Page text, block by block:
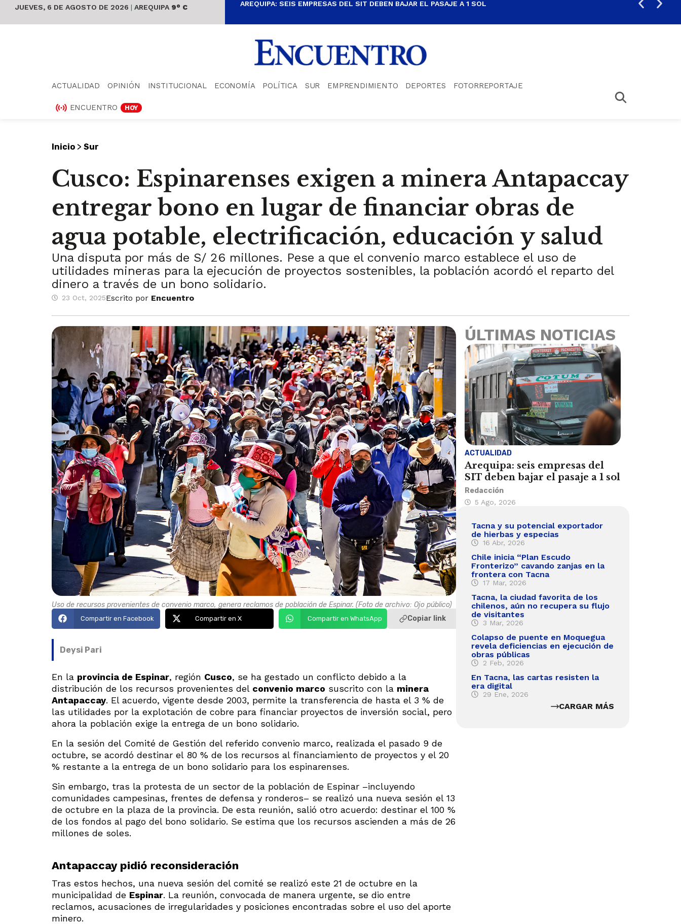
JUEVES, 6 DE AGOSTO DE 2026 | AREQUIPA 9° C AREQUIPA: SEIS EMPRESAS DEL SIT DEBEN BAJAR EL PASAJE A 1 SOL
ACTUALIDAD OPINIÓN INSTITUCIONAL ECONOMÍA POLÍTICA SUR EMPRENDIMIENTO DEPORTES FOTORREPORTAJE
ENCUENTRO HOY
Inicio > Sur
Cusco: Espinarenses exigen a minera Antapaccay
entregar bono en lugar de financiar obras de
agua potable, electrificación, educación y salud
Una disputa por más de S/ 26 millones. Pese a que el convenio marco establece el uso de
utilidades mineras para la ejecución de proyectos sostenibles, la población acordó el reparto del
dinero a través de un bono solidario.
23 Oct, 2025Escrito por Encuentro
Uso de recursos provenientes de convenio marco, genera reclamos de población de Espinar. (Foto de archivo: Ojo público)
Compartir en Facebook Compartir en X Compartir en WhatsApp Copiar link
Deysi Pari
En la provincia de Espinar, región Cusco, se ha gestado un conflicto debido a la
distribución de los recursos provenientes del convenio marco suscrito con la minera
Antapaccay. El acuerdo, vigente desde 2003, permite la transferencia de hasta el 3 % de
las utilidades por la explotación de cobre para financiar proyectos de inversión social, pero
ahora la población exige la entrega de un bono solidario.
En la sesión del Comité de Gestión del referido convenio marco, realizada el pasado 9 de
octubre, se acordó destinar el 80 % de los recursos al financiamiento de proyectos y el 20
% restante a la entrega de un bono solidario para los espinarenses.
Sin embargo, tras la protesta de un sector de la población de Espinar –incluyendo
comunidades campesinas, frentes de defensa y ronderos– se realizó una nueva sesión el 13
de octubre en la plaza de la provincia. De esta reunión, salió otro acuerdo: destinar el 100 %
de los fondos al pago del bono solidario. Se estima que los recursos ascienden a más de 26
millones de soles.
Antapaccay pidió reconsideración
Tras estos hechos, una nueva sesión del comité se realizó este 21 de octubre en la
municipalidad de Espinar. La reunión, convocada de manera urgente, se dio entre
reclamos, acusaciones de irregularidades y posiciones encontradas sobre el uso del aporte
minero.
ÚLTIMAS NOTICIAS
ACTUALIDAD
Arequipa: seis empresas del
SIT deben bajar el pasaje a 1 sol
Redacción
5 Ago, 2026
Tacna y su potencial exportador
de hierbas y especias
16 Abr, 2026
Chile inicia “Plan Escudo
Fronterizo” cavando zanjas en la
frontera con Tacna
17 Mar, 2026
Tacna, la ciudad favorita de los
chilenos, aún no recupera su flujo
de visitantes
3 Mar, 2026
Colapso de puente en Moquegua
revela deficiencias en ejecución de
obras públicas
2 Feb, 2026
En Tacna, las cartas resisten la
era digital
29 Ene, 2026
CARGAR MÁS